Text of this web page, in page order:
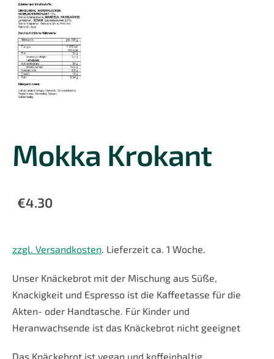
Mokka Krokant
€4.30
zzgl. Versandkosten . Lieferzeit ca. 1 Woche.
Unser Knäckebrot mit der Mischung aus Süße,
Knackigkeit und Espresso ist die Kaffeetasse für die
Akten- oder Handtasche. Für Kinder und
Heranwachsende ist das Knäckebrot nicht geeignet
Das Knäckebrot ist vegan und koffeinhaltig.